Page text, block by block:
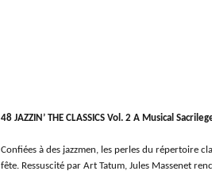
48 JAZZIN’ THE CLASSICS Vol. 2 A Musical
Confiées à des jazzmen, les perles du répertoire
fête. Ressuscité par Art Tatum, Jules Massenet